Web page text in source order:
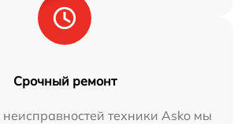
Срочный ремонт
техники Asko мы